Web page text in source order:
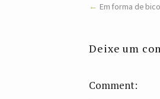
Em forma de bico
Deixe um
Comment